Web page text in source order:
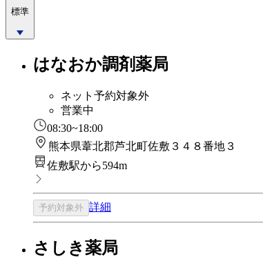
標準
はなおか調剤薬局
ネット予約対象外
営業中
08:30~18:00
熊本県葦北郡芦北町佐敷３４８番地３
佐敷駅から594m
予約対象外 詳細
さしき薬局